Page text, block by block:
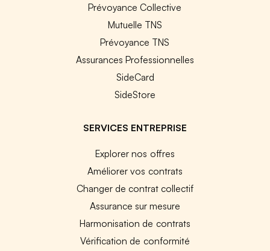
Prévoyance Collective
Mutuelle TNS
Prévoyance TNS
Assurances Professionnelles
SideCard
SideStore
SERVICES ENTREPRISE
Explorer nos offres
Améliorer vos contrats
Changer de contrat collectif
Assurance sur mesure
Harmonisation de contrats
Vérification de conformité